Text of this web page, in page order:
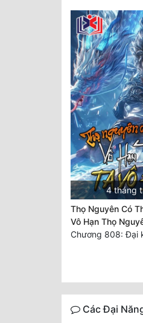
4 tháng
Thọ Nguyên Có
Vô Hạn Thọ
Các Đại